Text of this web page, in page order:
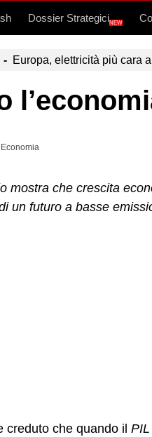
Dossier StrategiciNEW
- Europa, elettricità più cara
Economia
mostra che crescita
un futuro a basse
creduto che quando il PIL